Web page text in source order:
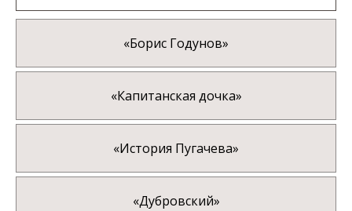
«Борис Годунов»
«Капитанская дочка»
«История Пугачева»
«Дубровский»